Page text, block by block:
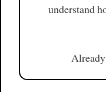
understand
Already